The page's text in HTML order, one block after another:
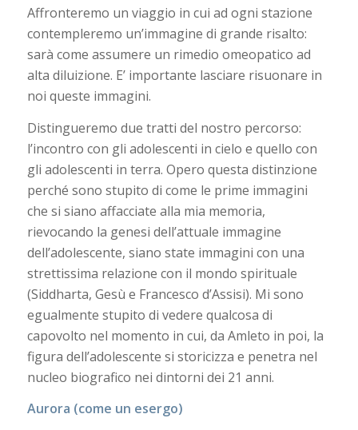
Affronteremo un viaggio in cui ad ogni stazione
contempleremo un’immagine di grande risalto:
sarà come assumere un rimedio omeopatico ad
alta diluizione. E’ importante lasciare risuonare in
noi queste immagini.
Distingueremo due tratti del nostro percorso:
l’incontro con gli adolescenti in cielo e quello con
gli adolescenti in terra. Opero questa distinzione
perché sono stupito di come le prime immagini
che si siano affacciate alla mia memoria,
rievocando la genesi dell’attuale immagine
dell’adolescente, siano state immagini con una
strettissima relazione con il mondo spirituale
(Siddharta, Gesù e Francesco d’Assisi). Mi sono
egualmente stupito di vedere qualcosa di
capovolto nel momento in cui, da Amleto in poi, la
figura dell’adolescente si storicizza e penetra nel
nucleo biografico nei dintorni dei 21 anni.
Aurora (come un esergo)